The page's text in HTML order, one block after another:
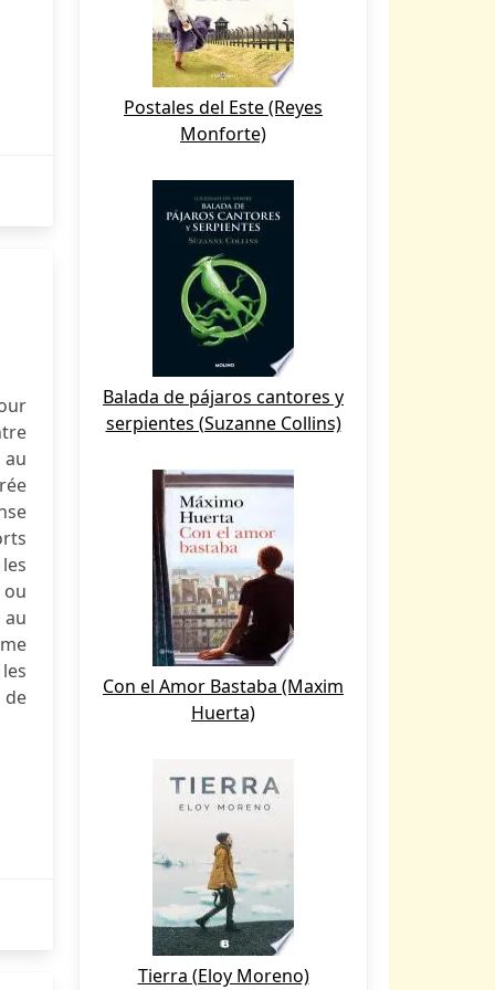
ou
au
de
Postales del Este (Reyes
Monforte)
Balada de pájaros cantores y
serpientes (Suzanne Collins)
Con el Amor Bastaba (Maxim
Huerta)
Tierra (Eloy Moreno)